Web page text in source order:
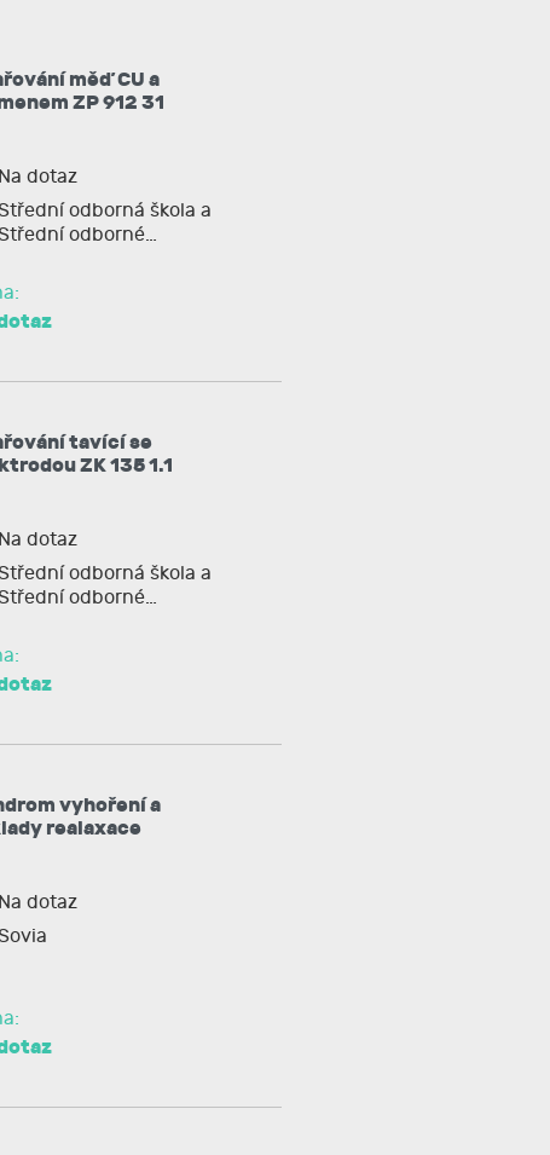
měď CU a
ZP 912 31
Na dotaz
odborná škola a
odborné…
tavící se
ZK 135 1.1
Na dotaz
odborná škola a
odborné…
vyhoření a
realaxace
Na dotaz